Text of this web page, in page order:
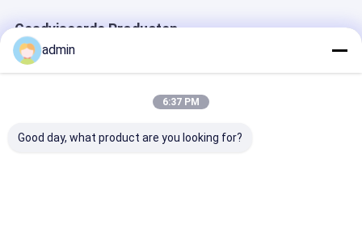
Geadviseerde Producten
admin
6:37 PM
Good day, what product are you looking for?